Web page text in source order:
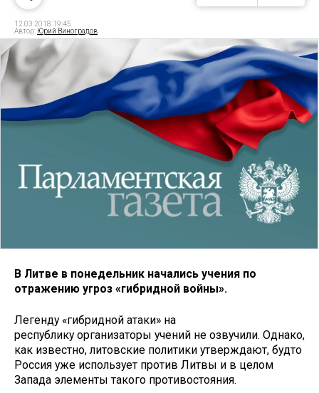
12.03.2018 19:45
Автор: Юрий Виноградов
В Литве в понедельник начались учения по
отражению угроз «гибридной войны».
Легенду «гибридной атаки» на
республику организаторы учений не озвучили. Однако,
как известно, литовские политики утверждают, будто
Россия уже использует против Литвы и в целом
Запада элементы такого противостояния.